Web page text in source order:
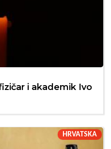
i akademik Ivo
HRVATSKA